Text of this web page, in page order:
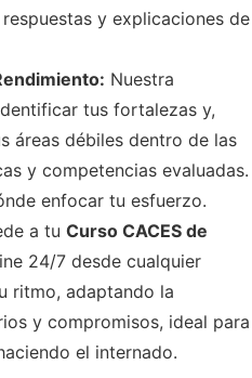
y explicaciones de
Nuestra
tus fortalezas y,
áreas débiles dentro de las
y competencias evaluadas.
enfocar tu esfuerzo.
a tu Curso CACES de
24/7 desde cualquier
ritmo, adaptando la
y compromisos, ideal para
el internado.